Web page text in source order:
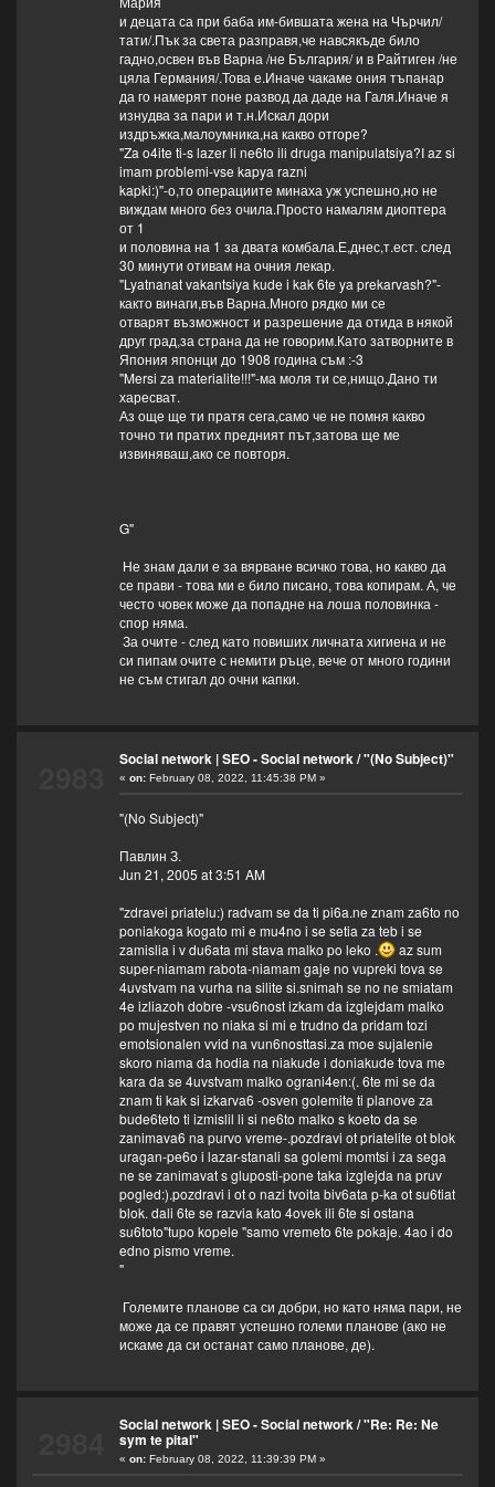
и децата са при баба им-бившата жена на Чърчил/
тати/.Пък за света разправя,че навсякъде било
гадно,освен във Варна /не България/ и в Райтиген /не
цяла Германия/.Това е.Иначе чакаме ония тъпанар
да го намерят поне развод да даде на Галя.Иначе я
изнудва за пари и т.н.Искал дори
издръжка,малоумника,на какво отгоре?
"Za o4ite ti-s lazer li ne6to ili druga manipulatsiya?I az si
imam problemi-vse kapya razni
kapki:)"-о,то операциите минаха уж успешно,но не
виждам много без очила.Просто намалям диоптера
от 1
и половина на 1 за двата комбала.Е,днес,т.ест. след
30 минути отивам на очния лекар.
"Lyatnanat vakantsiya kude i kak 6te ya prekarvash?"-
както винаги,във Варна.Много рядко ми се
отварят възможност и разрешение да отида в някой
друг град,за страна да не говорим.Като затворните в
Япония японци до 1908 година съм :-3
"Mersi za materialite!!!"-ма моля ти се,нищо.Дано ти
харесват.
Аз още ще ти пратя сега,само че не помня какво
точно ти пратих предният път,затова ще ме
извиняваш,ако се повторя.
G"
Не знам дали е за вярване всичко това, но какво да
се прави - това ми е било писано, това копирам. А, че
често човек може да попадне на лоша половинка -
спор няма.
За очите - след като повиших личната хигиена и не
си пипам очите с немити ръце, вече от много години
не съм стигал до очни капки.
Social network | SEO - Social network/"(No Subject)"
« on:February 08, 2022, 11:45:38 PM »
"(No Subject)"
Павлин З.
Jun 21, 2005 at 3:51 AM
"zdravei priatelu:) radvam se da ti pi6a.ne znam za6to no
poniakoga kogato mi e mu4no i se setia za teb i se
zamislia i v du6ata mi stava malko po leko .
az sum
super-niamam rabota-niamam gaje no vupreki tova se
4uvstvam na vurha na silite si.snimah se no ne smiatam
4e izliazoh dobre -vsu6nost izkam da izglejdam malko
po mujestven no niaka si mi e trudno da pridam tozi
emotsionalen vvid na vun6nosttasi.za moe sujalenie
skoro niama da hodia na niakude i doniakude tova me
kara da se 4uvstvam malko ograni4en:(. 6te mi se da
znam ti kak si izkarva6 -osven golemite ti planove za
bude6teto ti izmislil li si ne6to malko s koeto da se
zanimava6 na purvo vreme-.pozdravi ot priatelite ot blok
uragan-pe6o i lazar-stanali sa golemi momtsi i za sega
ne se zanimavat s gluposti-pone taka izglejda na pruv
pogled:).pozdravi i ot o nazi tvoita biv6ata p-ka ot su6tiat
blok. dali 6te se razvia kato 4ovek ili 6te si ostana
su6toto"tupo kopele "samo vremeto 6te pokaje. 4ao i do
edno pismo vreme.
"
Големите планове са си добри, но като няма пари, не
може да се правят успешно големи планове (ако не
искаме да си останат само планове, де).
Social network | SEO - Social network/"Re: Re: Ne
sym te pital"
« on:February 08, 2022, 11:39:39 PM »